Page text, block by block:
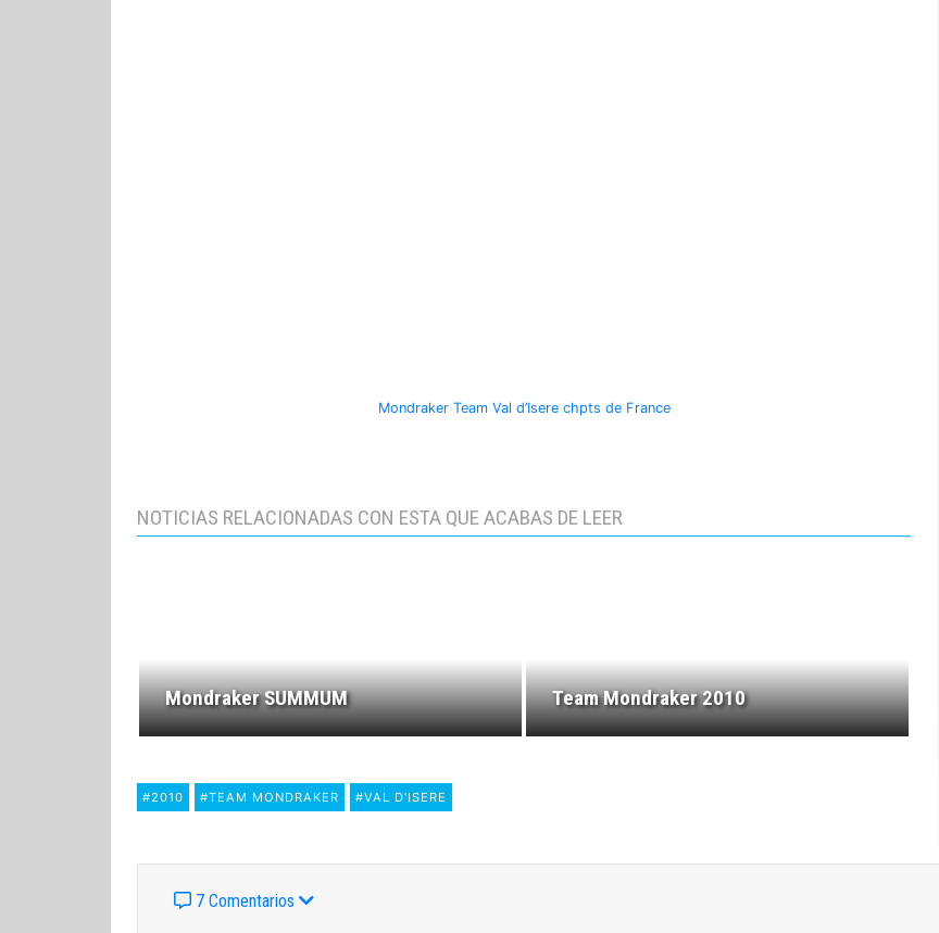
Mondraker Team Val d’Isere chpts de France
NOTICIAS RELACIONADAS CON ESTA QUE ACABAS DE LEER
Mondraker SUMMUM Team Mondraker 2010
#2010 #TEAM MONDRAKER #VAL D'ISERE
7 Comentarios